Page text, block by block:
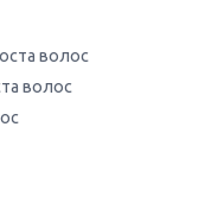
волос
волос